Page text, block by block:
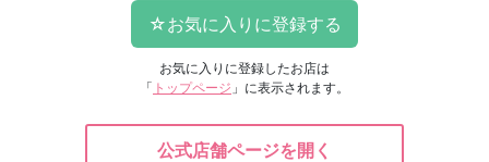
お気に入りに登録したお店は
「 トップページ 」に表示されます。
公式店舗ページを開く